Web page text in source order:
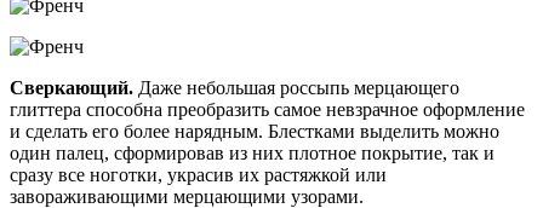
Сверкающий. Даже небольшая россыпь мерцающего
глиттера способна преобразить самое невзрачное оформление
и сделать его более нарядным. Блестками выделить можно
один палец, сформировав из них плотное покрытие, так и
сразу все ноготки, украсив их растяжкой или
завораживающими мерцающими узорами.